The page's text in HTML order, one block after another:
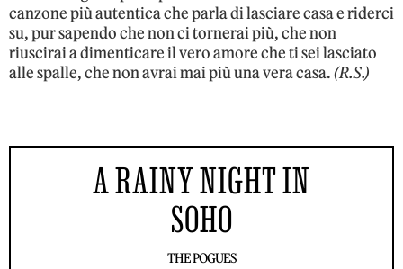
canzone più autentica che parla di lasciare casa e riderci
su, pur sapendo che non ci tornerai più, che non
riuscirai a dimenticare il vero amore che ti sei lasciato
alle spalle, che non avrai mai più una vera casa.(R.S.)
A RAINY NIGHT IN
SOHO
THE POGUES